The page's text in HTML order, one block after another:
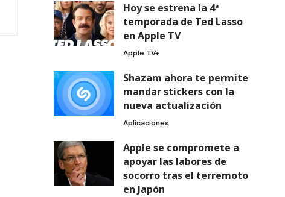
Hoy se estrena la 4ª
temporada de Ted Lasso
en Apple TV
Apple TV+
Shazam ahora te permite
mandar stickers con la
nueva actualización
Aplicaciones
Apple se compromete a
apoyar las labores de
socorro tras el terremoto
en Japón